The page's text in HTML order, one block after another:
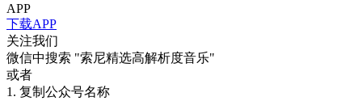
APP
下载APP
关注我们
微信中搜索 "索尼精选高解析度音乐"
或者
1. 复制公众号名称